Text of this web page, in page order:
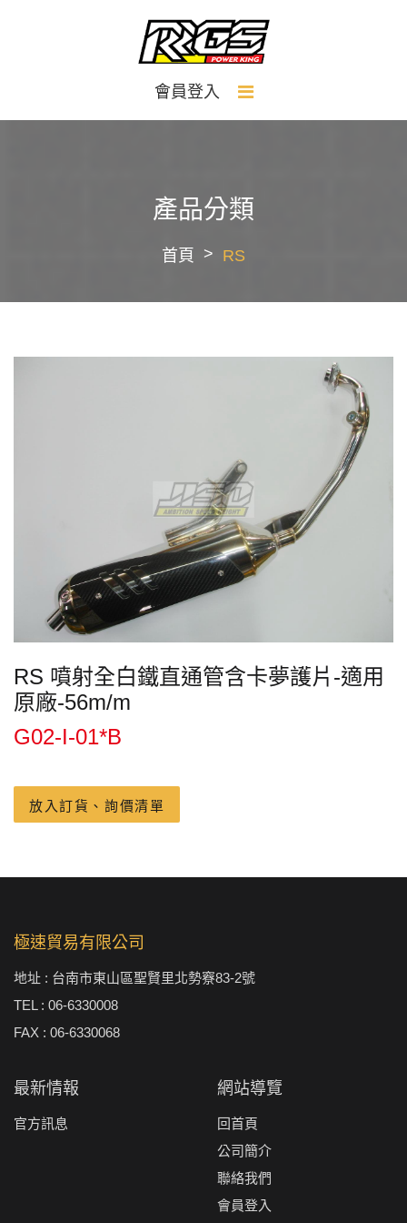
會員登入
產品分類
首頁 RS
RS 噴射全白鐵直通管含卡夢護片-適用
原廠-56m/m
G02-I-01*B
放入訂貨、詢價清單
極速貿易有限公司
地址 : 台南市東山區聖賢里北勢竂83-2號
TEL : 06-6330008
FAX : 06-6330068
最新情報
官方訊息
網站導覽
回首頁
公司簡介
聯絡我們
會員登入